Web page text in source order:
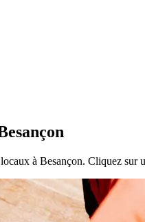
à Besançon. Cliquez